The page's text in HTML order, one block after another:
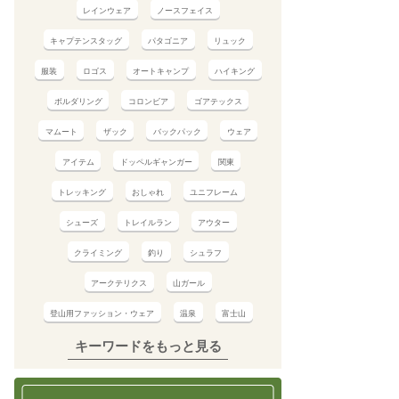
レインウェア ノースフェイス
キャプテンスタッグ パタゴニア リュック
服装 ロゴス オートキャンプ ハイキング
ボルダリング コロンビア ゴアテックス
マムート ザック バックパック ウェア
アイテム ドッペルギャンガー 関東
トレッキング おしゃれ ユニフレーム
シューズ トレイルラン アウター
クライミング 釣り シュラフ
アークテリクス 山ガール
登山用ファッション・ウェア 温泉 富士山
キーワードをもっと見る